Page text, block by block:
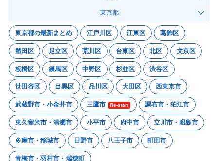
東京都
東京都の最新まとめ 江戸川区 江東区 葛飾区
墨田区 足立区 荒川区 台東区 北区 文京区
板橋区 練馬区 中野区 杉並区 渋谷区
世田谷区 目黒区 品川区 大田区 西東京市
武蔵野市・小金井市 三鷹市 Re-start 調布市・狛江市
東久留米市・清瀬市 小平市 府中市 立川市・昭島市
多摩市・稲城市 日野市 八王子市 町田市
青梅市・羽村市・瑞穂町